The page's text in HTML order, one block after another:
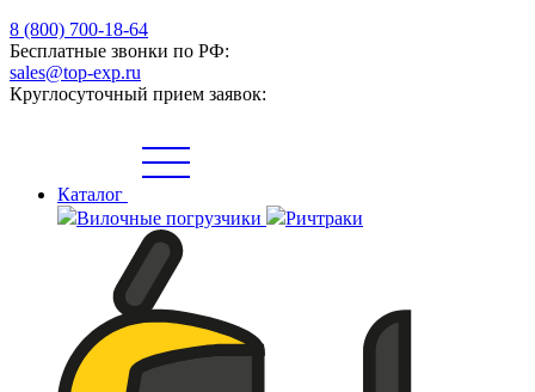
8 (800) 700-18-64
Бесплатные звонки по РФ:
sales@top-exp.ru
Круглосуточный прием заявок:
Каталог
Вилочные погрузчики
Ричтраки